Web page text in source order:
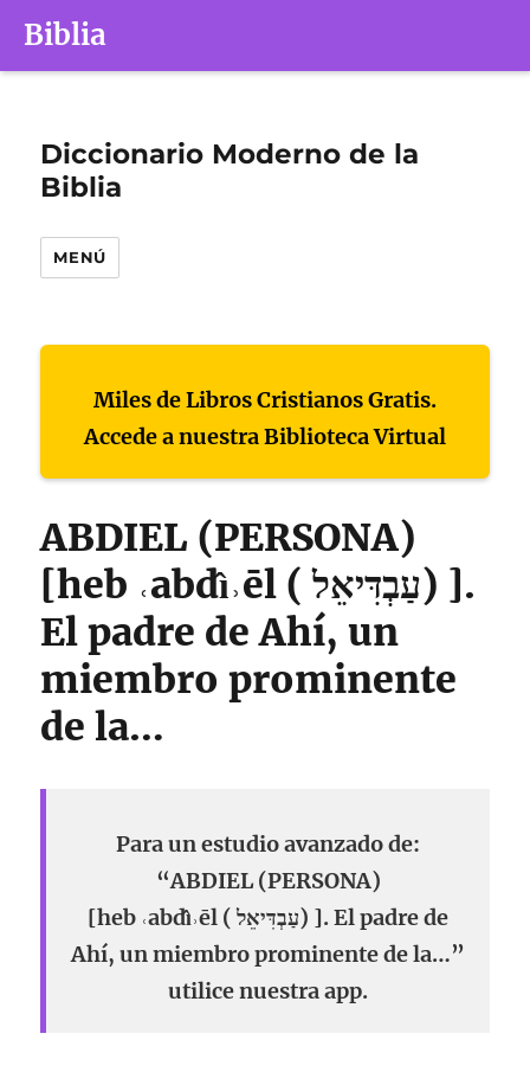
Biblia
Diccionario Moderno de la
Biblia
MENÚ
Miles de Libros Cristianos Gratis.
Accede a nuestra Biblioteca Virtual
ABDIEL (PERSONA)
[heb ˓abdı̂˒ēl ( עַבְדִּיאֵל) ].
El padre de Ahí, un
miembro prominente
de la…
Para un estudio avanzado de:
“ABDIEL (PERSONA)
[heb ˓abdı̂˒ēl ( עַבְדִּיאֵל) ]. El padre de
Ahí, un miembro prominente de la…”
utilice nuestra app.